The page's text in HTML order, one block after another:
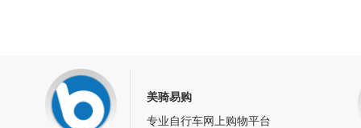
美骑易购
专业自行车网上购物平台